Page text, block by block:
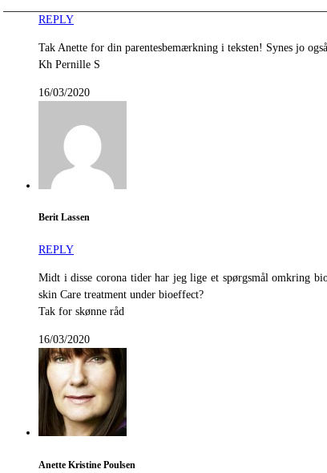
REPLY
Tak Anette for din parentesbemærkning i teksten! Synes jo
Kh Pernille S
16/03/2020
Berit Lassen
REPLY
Midt i disse corona tider har jeg lige et spørgsmål omkring
skin Care treatment under bioeffect?
Tak for skønne råd
16/03/2020
Anette Kristine Poulsen